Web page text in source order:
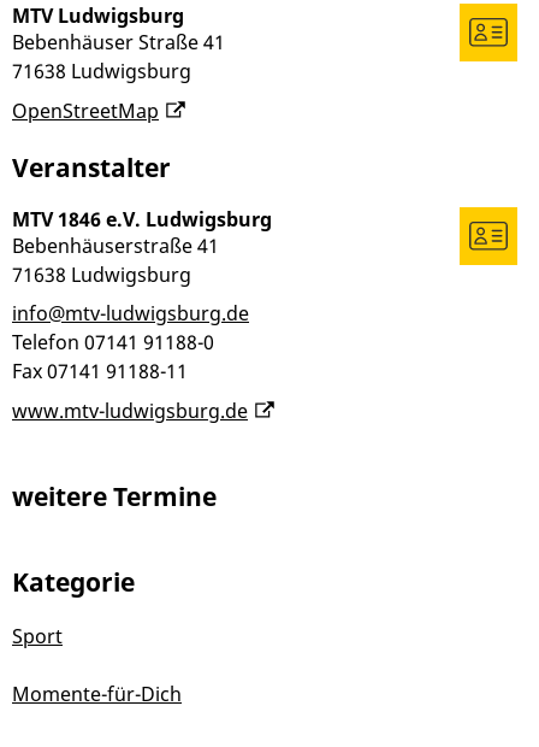
MTV Ludwigsburg
Bebenhäuser Straße 41
71638 Ludwigsburg
OpenStreetMap
Veranstalter
MTV 1846 e.V. Ludwigsburg
Bebenhäuserstraße 41
71638 Ludwigsburg
info@mtv-ludwigsburg.de
Telefon 07141 91188-0
Fax07141 91188-11
www.mtv-ludwigsburg.de
weitere Termine
Kategorie
Sport
Momente-für-Dich